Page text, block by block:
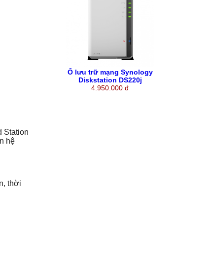
Ổ lưu trữ mạng Synology
Diskstation DS220j
4.950.000 đ
Station
hệ
thời